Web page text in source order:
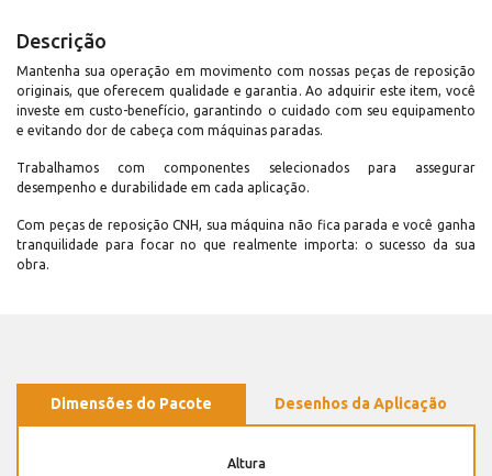
Descrição
Mantenha sua operação em movimento com nossas peças de reposição
originais, que oferecem qualidade e garantia. Ao adquirir este item, você
investe em custo-benefício, garantindo o cuidado com seu equipamento
e evitando dor de cabeça com máquinas paradas.
Trabalhamos com componentes selecionados para assegurar
desempenho e durabilidade em cada aplicação.
Com peças de reposição CNH, sua máquina não fica parada e você ganha
tranquilidade para focar no que realmente importa: o sucesso da sua
obra.
Dimensões do Pacote Desenhos da Aplicação
Altura